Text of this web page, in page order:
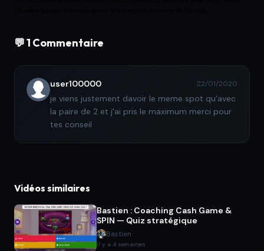
💬 1 Commentaire
user100000 22/01/2020
je viens justement davoir le meme spot qu'avec
la paire de 2 et j'ai pris le maximum merci pour
tes conseil
Vidéos similaires
Bastien : Coaching Cash Game &
SPIN — Quiz stratégique
Bastien
il y a 4 semaines